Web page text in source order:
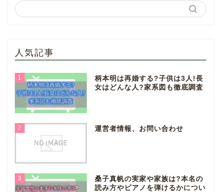
人気記事
1
柄本明は再婚する?子供は3人!長
女はどんな人?家系図も徹底調査
2 運営者情報、お問い合わせ
3
桑子真帆の実家や家族は?本名の
読み方やピアノを弾けるかについ